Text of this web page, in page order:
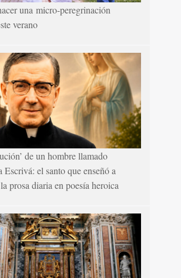
una micro-peregrinación
verano
de un hombre llamado
Escrivá: el santo que enseñó a
prosa diaria en poesía heroica